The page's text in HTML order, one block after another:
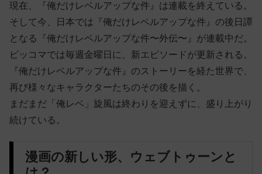
現在、『俺だけレベルアップな件』は連載を終えている。
そして今、日本では『俺だけレベルアップな件』の後日譚
となる『俺だけレベルアップな件〜外伝〜』が連載中だ。
ピッコマでは毎週金曜日に、新エピソードが更新される。
『俺だけレベルアップな件』のストーリーを経た世界で、
再び様々なキャラクターたちのその後を描く。
まだまだ「俺レベ」旋風は終わりを迎えずに、盛り上がり
続けている。
漫画の新しい形、ウェブトゥーンと